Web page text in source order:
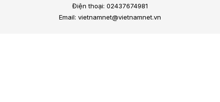
Điện thoại: 02437674981
Email: vietnamnet@vietnamnet.vn